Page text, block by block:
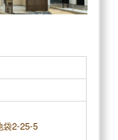
さ
袋2-25-5